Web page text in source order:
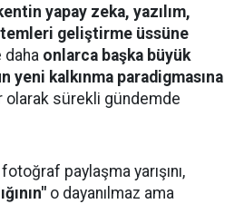
yapay zeka, yazılım,
geliştirme üssüne
daha onlarca başka büyük
yeni kalkınma paradigmasına
olarak sürekli gündemde
paylaşma yarışını,
o dayanılmaz ama